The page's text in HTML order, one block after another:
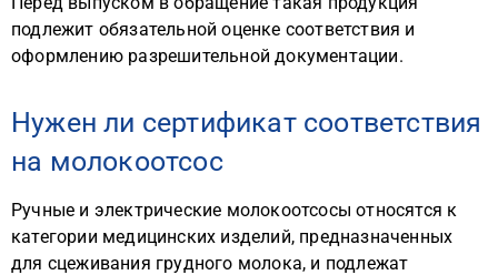
подлежит обязательной оценке соответствия и
оформлению разрешительной документации.
Нужен ли сертификат соответствия
на молокоотсос
Ручные и электрические молокоотсосы относятся к
категории медицинских изделий, предназначенных
для сцеживания грудного молока, и подлежат